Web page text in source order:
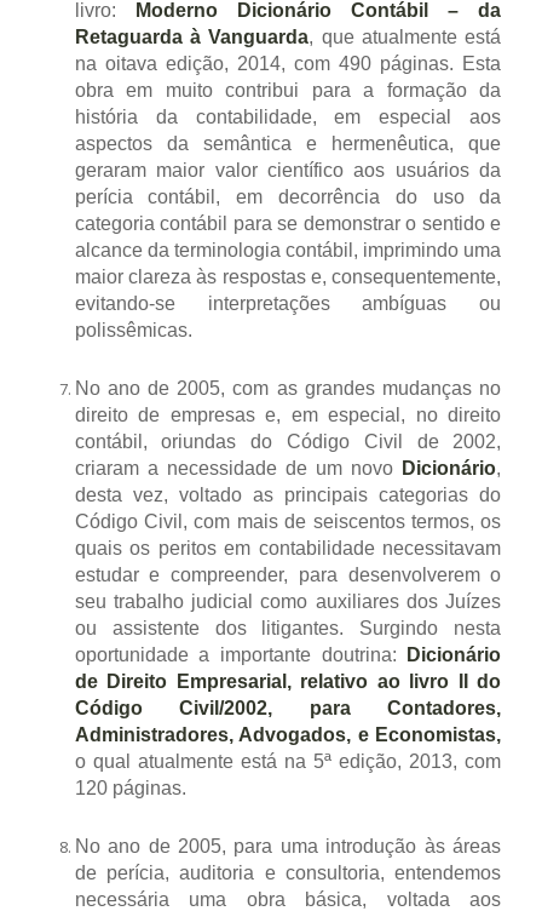
livro:
Moderno Dicionário Contábil
– da
Retaguarda à Vanguarda, que atualmente está
na oitava edição, 2014, com 490 páginas. Esta
obra em muito contribui para a formação da
história da contabilidade, em especial aos
aspectos da semântica e hermenêutica, que
geraram maior valor científico aos usuários da
perícia contábil, em decorrência do uso da
categoria contábil para se demonstrar o sentido e
alcance da terminologia contábil, imprimindo uma
maior clareza às respostas e, consequentemente,
evitando-se interpretações ambíguas ou
polissêmicas.
No ano de 2005, com as grandes mudanças no
direito de empresas e, em especial, no direito
contábil, oriundas do Código Civil de 2002,
criaram a necessidade de um novo Dicionário,
desta vez, voltado as principais categorias do
Código Civil, com mais de seiscentos termos, os
quais os peritos em contabilidade necessitavam
estudar e compreender, para desenvolverem o
seu trabalho judicial como auxiliares dos Juízes
ou assistente dos litigantes. Surgindo nesta
oportunidade a importante doutrina:
Dicionário
de Direito Empresarial, relativo ao livro II do
Código Civil/2002,
para Contadores,
Administradores, Advogados, e Economistas,
o qual atualmente está na 5ª edição, 2013, com
120 páginas.
No ano de 2005, para uma introdução às áreas
de perícia, auditoria e consultoria, entendemos
necessária uma obra básica, voltada aos